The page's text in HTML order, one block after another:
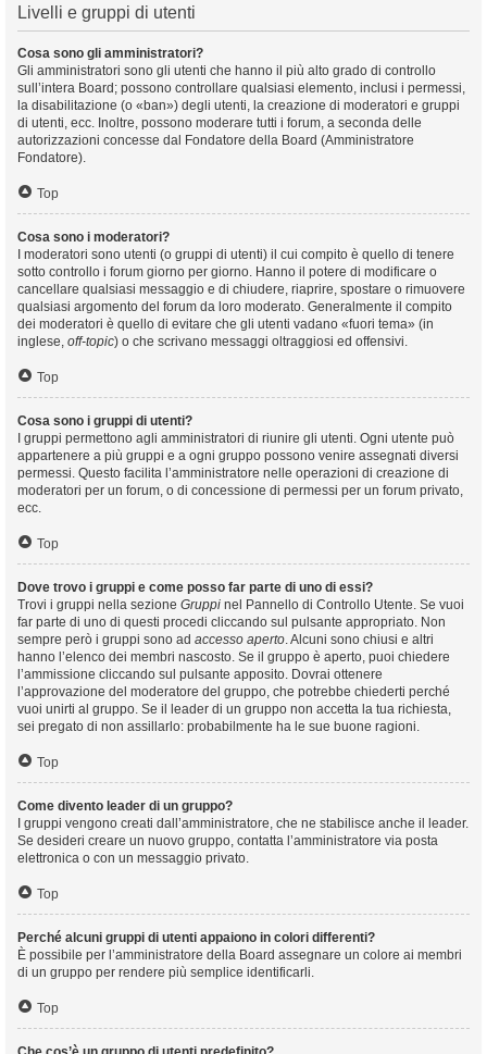
Livelli e gruppi di utenti
Cosa sono gli amministratori?
Gli amministratori sono gli utenti che hanno il più alto grado di controllo
sull’intera Board; possono controllare qualsiasi elemento, inclusi i permessi,
la disabilitazione (o «ban») degli utenti, la creazione di moderatori e gruppi
di utenti, ecc. Inoltre, possono moderare tutti i forum, a seconda delle
autorizzazioni concesse dal Fondatore della Board (Amministratore
Fondatore).
Top
Cosa sono i moderatori?
I moderatori sono utenti (o gruppi di utenti) il cui compito è quello di tenere
sotto controllo i forum giorno per giorno. Hanno il potere di modificare o
cancellare qualsiasi messaggio e di chiudere, riaprire, spostare o rimuovere
qualsiasi argomento del forum da loro moderato. Generalmente il compito
dei moderatori è quello di evitare che gli utenti vadano «fuori tema» (in
inglese, off-topic) o che scrivano messaggi oltraggiosi ed offensivi.
Top
Cosa sono i gruppi di utenti?
I gruppi permettono agli amministratori di riunire gli utenti. Ogni utente può
appartenere a più gruppi e a ogni gruppo possono venire assegnati diversi
permessi. Questo facilita l’amministratore nelle operazioni di creazione di
moderatori per un forum, o di concessione di permessi per un forum privato,
ecc.
Top
Dove trovo i gruppi e come posso far parte di uno di essi?
Trovi i gruppi nella sezione Gruppi nel Pannello di Controllo Utente. Se vuoi
far parte di uno di questi procedi cliccando sul pulsante appropriato. Non
sempre però i gruppi sono ad accesso aperto. Alcuni sono chiusi e altri
hanno l’elenco dei membri nascosto. Se il gruppo è aperto, puoi chiedere
l’ammissione cliccando sul pulsante apposito. Dovrai ottenere
l’approvazione del moderatore del gruppo, che potrebbe chiederti perché
vuoi unirti al gruppo. Se il leader di un gruppo non accetta la tua richiesta,
sei pregato di non assillarlo: probabilmente ha le sue buone ragioni.
Top
Come divento leader di un gruppo?
I gruppi vengono creati dall’amministratore, che ne stabilisce anche il leader.
Se desideri creare un nuovo gruppo, contatta l’amministratore via posta
elettronica o con un messaggio privato.
Top
Perché alcuni gruppi di utenti appaiono in colori differenti?
È possibile per l’amministratore della Board assegnare un colore ai membri
di un gruppo per rendere più semplice identificarli.
Top